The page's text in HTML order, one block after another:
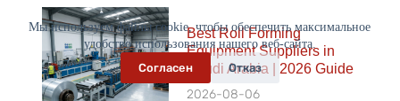
Мы используем файлы cookie, чтобы обеспечить максимальное
удобство использования нашего веб-сайта.
Согласен
Отказ
Best Roll Forming
Equipment Suppliers in
Saudi Arabia | 2026 Guide
2026-08-06